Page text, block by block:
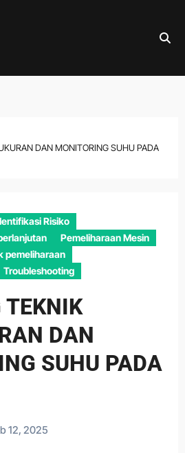
DAN MONITORING SUHU PADA
Risiko
Pemeliharaan Mesin
pemeliharaan
Troubleshooting
DAN
SUHU PADA
12, 2025